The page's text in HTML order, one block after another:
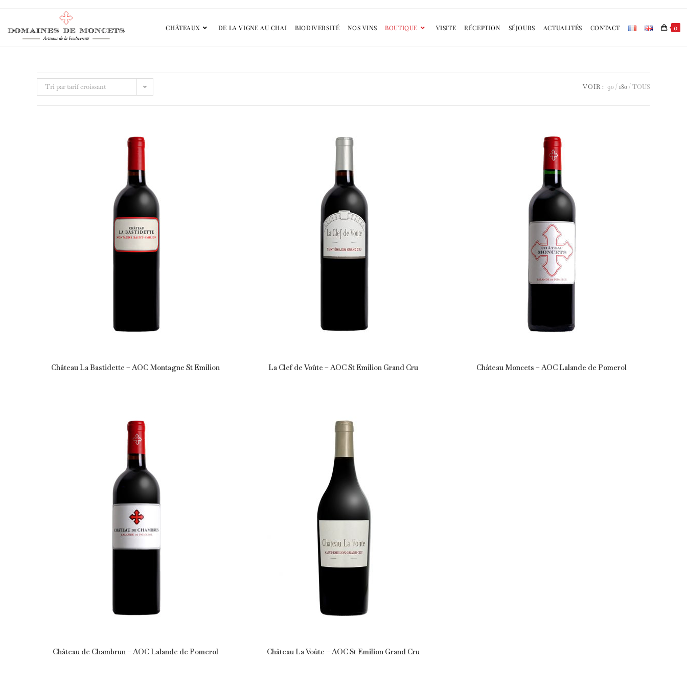
CHÂTEAUX DE LA VIGNE AU CHAI BIODIVERSITÉ NOS VINS BOUTIQUE VISITE RÉCEPTION SÉJOURS ACTUALITÉS CONTACT 0
Tri par tarif croissant VOIR : 90 180 TOUS
Château La Bastidette – AOC Montagne St Emilion La Clef de Voûte – AOC St Emilion Grand Cru Château Moncets – AOC Lalande de Pomerol
Château de Chambrun – AOC Lalande de Pomerol Château La Voûte – AOC St Emilion Grand Cru